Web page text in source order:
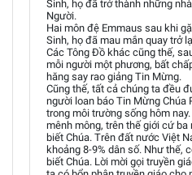
Sinh, họ đã trở thành những
Người.
Hai môn đệ Emmaus sau khi
Sinh, họ đã mau mắn quay trở
Các Tông Đồ khác cũng thế,
mỗi người một phương, bất
hăng say rao giảng Tin Mừng.
Cũng thế, tất cả chúng ta đều
người loan báo Tin Mừng Chúa
trong môi trường sống hôm
mênh mông, trên thế giới cứ
biết Chúa. Trên đất nước Việt
khoảng 8-9% dân số. Như thế,
biết Chúa. Lời mời gọi truyền